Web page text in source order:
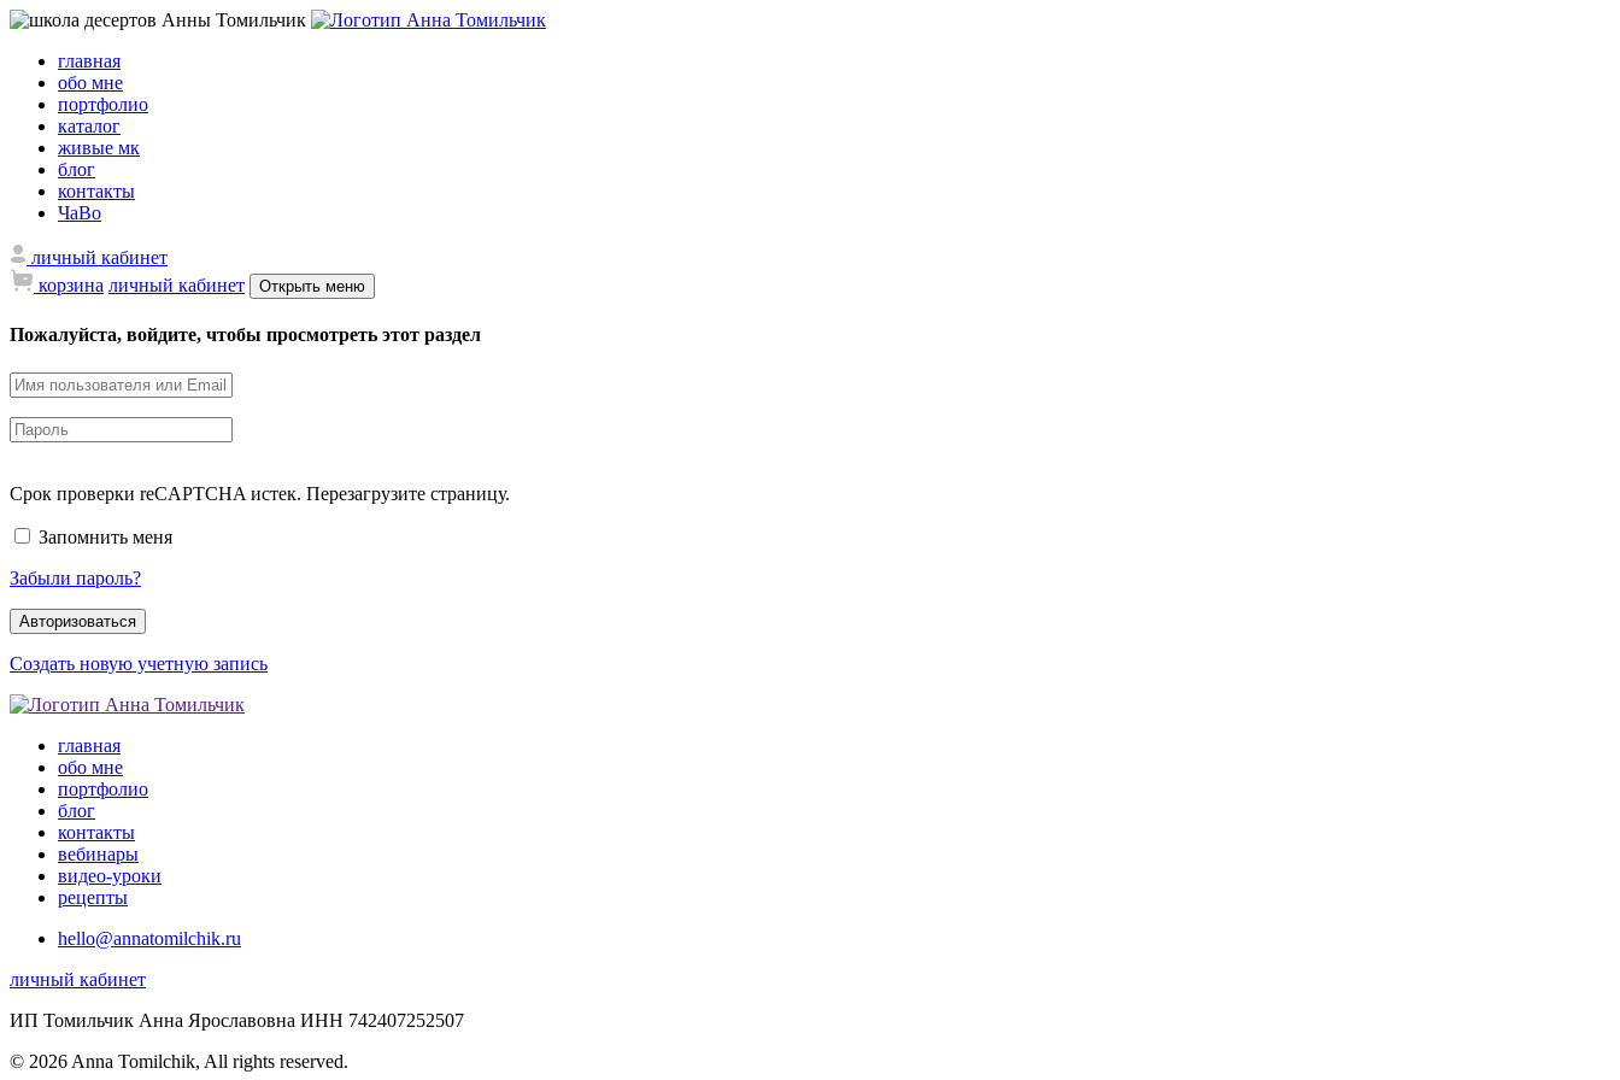
главная
обо мне
портфолио
каталог
живые мк
блог
контакты
ЧаВо
личный кабинет
корзина личный кабинет Открыть меню
Пожалуйста, войдите, чтобы просмотреть этот раздел
Срок проверки reCAPTCHA истек. Перезагрузите страницу.
Запомнить меня
Забыли пароль?
Создать новую учетную запись
главная
обо мне
портфолио
блог
контакты
вебинары
видео-уроки
рецепты
hello@annatomilchik.ru
личный кабинет
ИП Томильчик Анна Ярославовна ИНН 742407252507
© 2026 Anna Tomilchik, All rights reserved.